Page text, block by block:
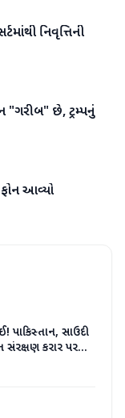
નિવૃત્તિની
"ગરીબ" છે, ટ્રમ્પનું
ફોન આવ્યો
પાકિસ્તાન, સાઉદી
કરાર પર